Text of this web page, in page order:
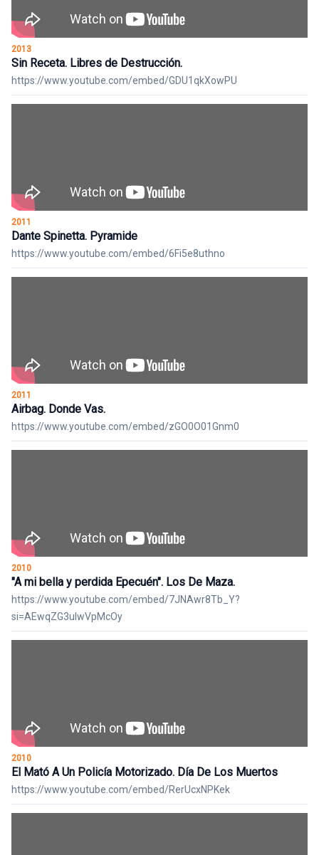
2013
Sin Receta. Libres de Destrucción.
https://www.youtube.com/embed/GDU1qkXowPU
2011
Dante Spinetta. Pyramide
https://www.youtube.com/embed/6Fi5e8uthno
2011
Airbag. Donde Vas.
https://www.youtube.com/embed/zGO0O01Gnm0
2010
"A mi bella y perdida Epecuén". Los De Maza.
https://www.youtube.com/embed/7JNAwr8Tb_Y?
si=AEwqZG3uIwVpMcOy
2010
El Mató A Un Policía Motorizado. Día De Los Muertos
https://www.youtube.com/embed/RerUcxNPKek